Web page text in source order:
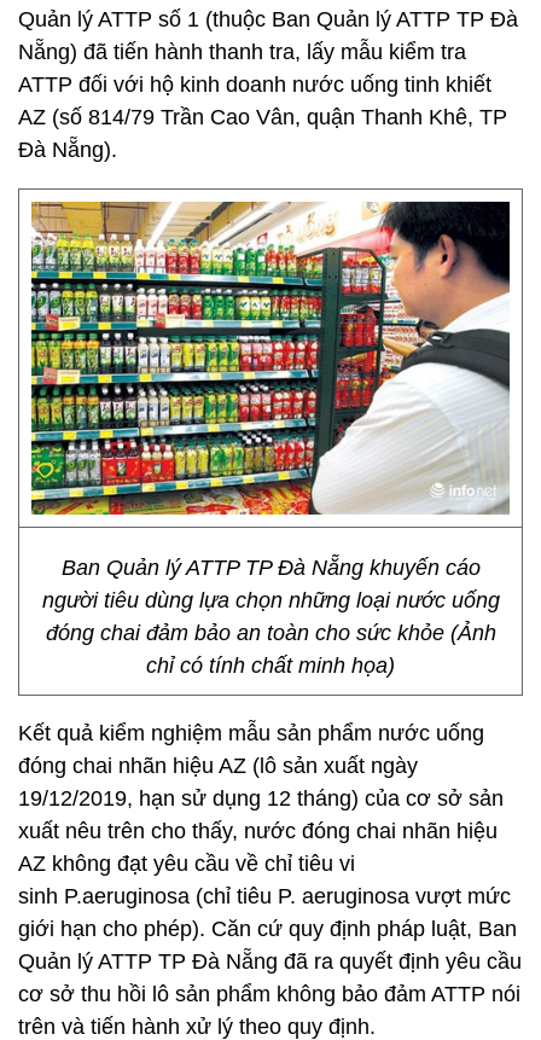
Quản lý ATTP số 1 (thuộc Ban Quản lý ATTP TP Đà
Nẵng) đã tiến hành thanh tra, lấy mẫu kiểm tra
ATTP đối với hộ kinh doanh nước uống tinh khiết
AZ (số 814/79 Trần Cao Vân, quận Thanh Khê, TP
Đà Nẵng).
Ban Quản lý ATTP TP Đà Nẵng khuyến cáo
người tiêu dùng lựa chọn những loại nước uống
đóng chai đảm bảo an toàn cho sức khỏe (Ảnh
chỉ có tính chất minh họa)
Kết quả kiểm nghiệm mẫu sản phẩm nước uống
đóng chai nhãn hiệu AZ (lô sản xuất ngày
19/12/2019, hạn sử dụng 12 tháng) của cơ sở sản
xuất nêu trên cho thấy, nước đóng chai nhãn hiệu
AZ không đạt yêu cầu về chỉ tiêu vi
sinh P.aeruginosa (chỉ tiêu P. aeruginosa vượt mức
giới hạn cho phép). Căn cứ quy định pháp luật, Ban
Quản lý ATTP TP Đà Nẵng đã ra quyết định yêu cầu
cơ sở thu hồi lô sản phẩm không bảo đảm ATTP nói
trên và tiến hành xử lý theo quy định.